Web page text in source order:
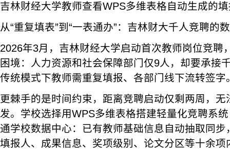
吉林财经大学教师查看WPS多维表格自动生成的
从“重复填表”到“一表通办”：吉林财大千人竞聘的
2026年3月，吉林财经大学启动首次教师岗位竞聘
困境：人力资源和社会保障部门仅9人，却要承接
传统模式下教师需重复填报、各部门线下流转签字
更棘手的是时间约束，距离竞聘启动仅剩两周，
发。学校选择用WPS多维表格搭建轻量化竞聘系
通学校数据中心：已有教师基础信息自动抽取同
填报人、成果信息、奖项级别、论文分区等十余项